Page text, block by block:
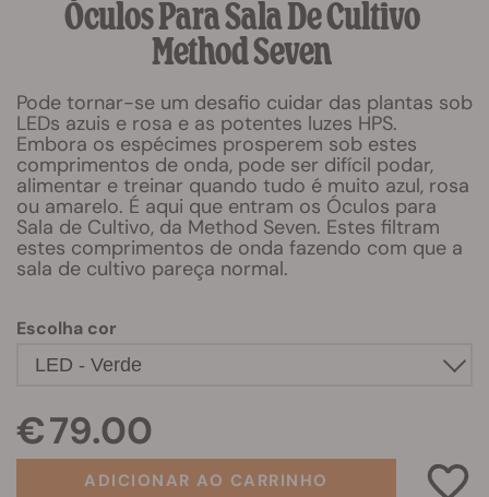
Óculos Para Sala De Cultivo
Method Seven
Pode tornar-se um desafio cuidar das plantas sob
LEDs azuis e rosa e as potentes luzes HPS.
Embora os espécimes prosperem sob estes
comprimentos de onda, pode ser difícil podar,
alimentar e treinar quando tudo é muito azul, rosa
ou amarelo. É aqui que entram os Óculos para
Sala de Cultivo, da Method Seven. Estes filtram
estes comprimentos de onda fazendo com que a
sala de cultivo pareça normal.
Escolha cor
€ 79.00
ADICIONAR AO CARRINHO